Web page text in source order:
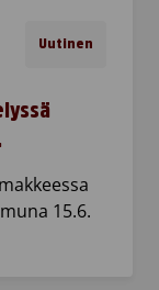
Uutinen
15.6.